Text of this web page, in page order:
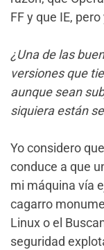
FF y que IE,
¿Una de las
versiones que
aunque sean
siquiera están
Yo considero
conduce a que
mi máquina vía
cagarro
Linux o el
seguridad